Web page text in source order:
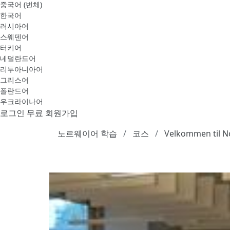
중국어 (번체)
한국어
러시아어
스웨덴어
터키어
네덜란드어
리투아니아어
그리스어
폴란드어
우크라이나어
로그인 무료 회원가입
노르웨이어 학습
코스 Velkommen til